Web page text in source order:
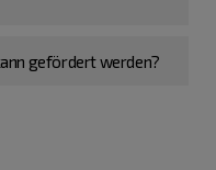
gefördert werden?